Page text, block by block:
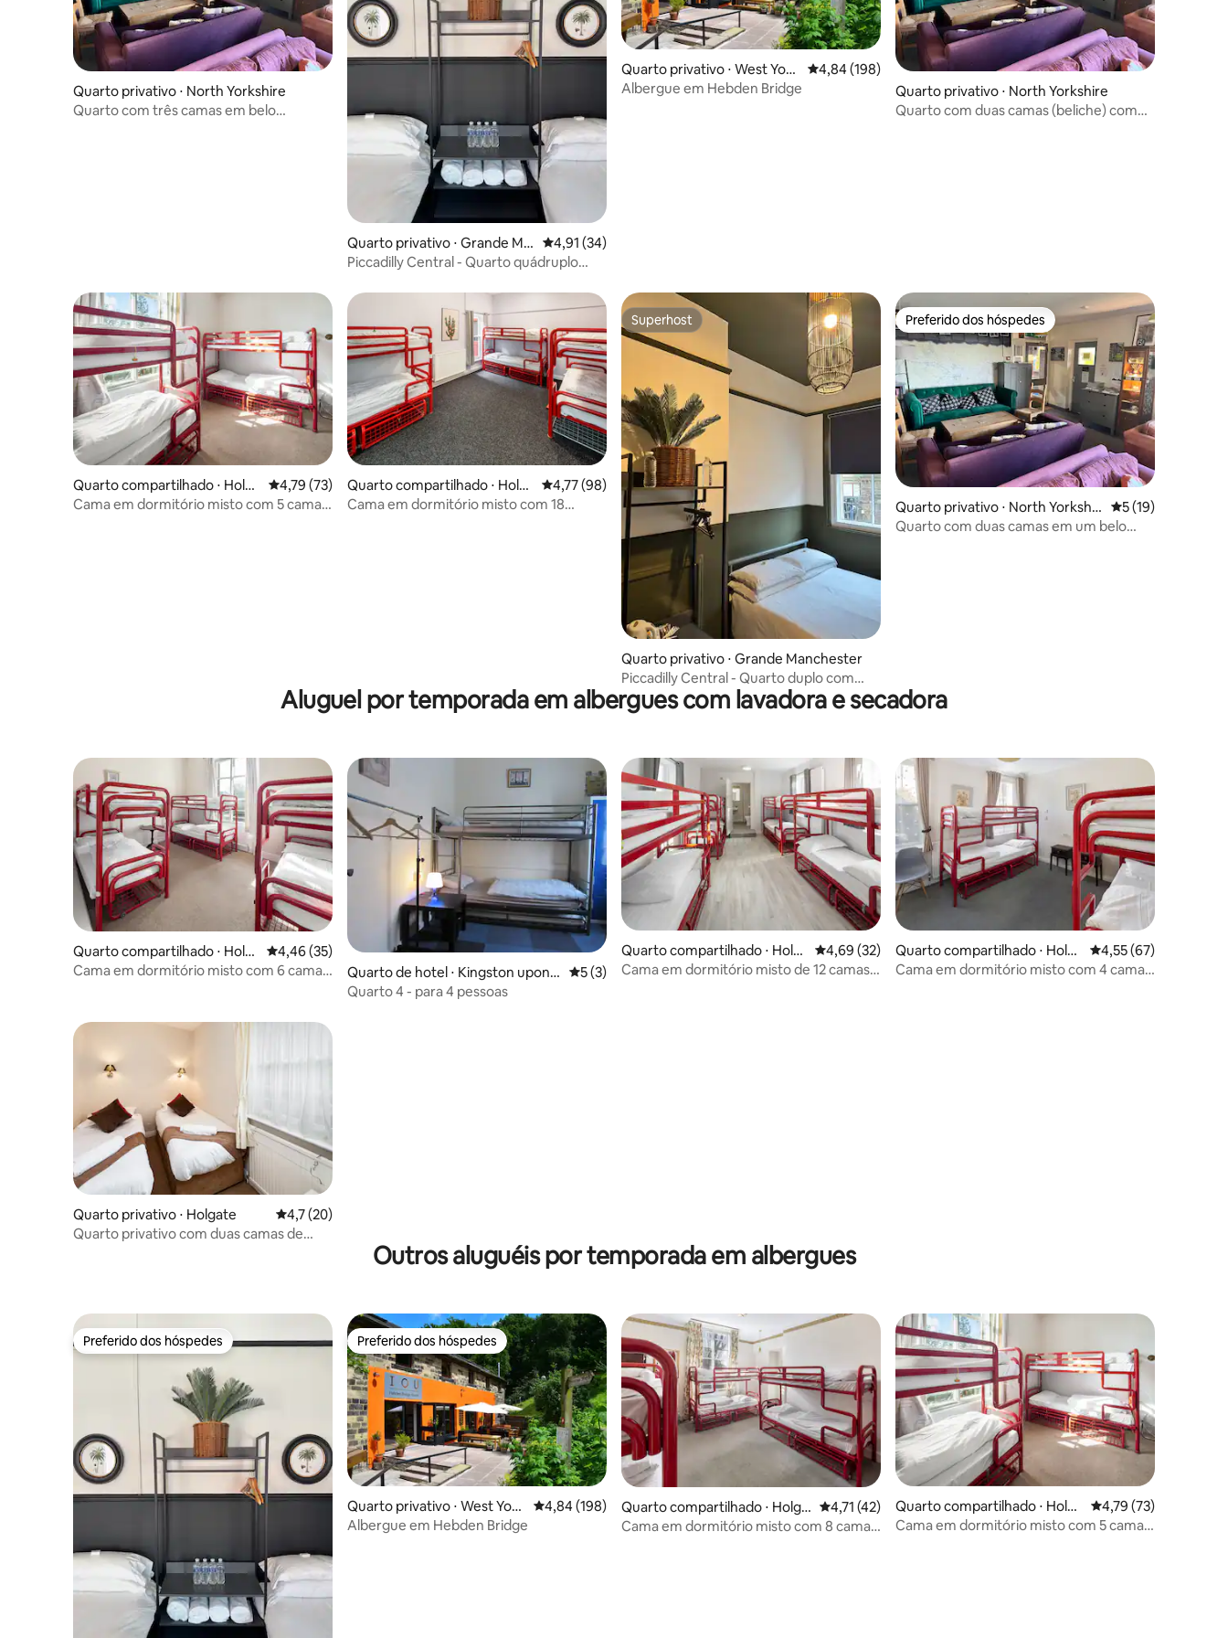
Quarto privativo ⋅ North Yorkshire
Quarto com três camas em belo
Quarto privativo ⋅ Grande Ma
nchester
4,91 de uma avaliação média de 5, 34 avaliações
4,91 (34)
Piccadilly Central - Quarto quádruplo
Quarto privativo ⋅ West York
shire
4,84 de uma avaliação média de 5, 198 avaliações
4,84 (198)
Albergue em Hebden Bridge
Quarto privativo ⋅ North Yorkshire
Quarto com duas camas (beliche) com
Quarto compartilhado ⋅ Holga
te
4,79 de uma avaliação média de 5, 73 avaliações
4,79 (73)
Cama em dormitório misto com 5 camas
Quarto compartilhado ⋅ Holga
te
4,77 de uma avaliação média de 5, 98 avaliações
4,77 (98)
Cama em dormitório misto com 18
Superhost
Superhost
Quarto privativo ⋅ Grande Manchester
Piccadilly Central - Quarto duplo com
banheiro privativo
Preferido dos hóspedes
Preferido dos hóspedes
Quarto privativo ⋅ North Yorkshir
e
5 de uma
5 (19)
Quarto com duas camas em um belo
Aluguel por temporada em albergues com lavadora e secadora
Quarto compartilhado ⋅ Holg
ate
4,46 de uma avaliação média de 5, 35 avaliações
4,46 (35)
Cama em dormitório misto com 6 camas
Quarto de hotel ⋅ Kingston upon
Hull
5 de uma avaliação média de 5, 3 avaliações
5 (3)
Quarto 4 - para 4 pessoas
Quarto compartilhado ⋅ Holg
ate
4,69 de uma avaliação média de 5, 32 avaliações
4,69 (32)
Cama em dormitório misto de 12 camas
Quarto compartilhado ⋅ Holga
te
4,55 de uma
4,55 (67)
Cama em dormitório misto com 4 camas
Quarto privativo ⋅ Holgate 4,7 de uma avaliação média de 5, 20 avaliações
4,7 (20)
Quarto privativo com duas camas de
Outros aluguéis por temporada em albergues
Preferido dos hóspedes
Preferido dos hóspedes Preferido dos hóspedes
Preferido dos hóspedes
Quarto privativo ⋅ West York
shire
4,84 de uma avaliação média de 5, 198 avaliações
4,84 (198)
Albergue em Hebden Bridge
Quarto compartilhado ⋅ Holga
te
4,71 de uma avaliação média de 5, 42 avaliações
4,71 (42)
Cama em dormitório misto com 8 camas
Quarto compartilhado ⋅ Holga
te
4,79 de uma
4,79 (73)
Cama em dormitório misto com 5 camas